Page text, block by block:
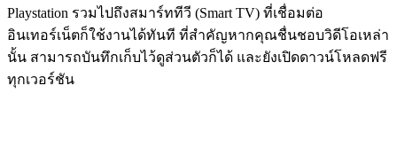
Playstation รวมไปถึงสมาร์ททีวี (Smart TV) ที่เชื่อมต่อ
อินเทอร์เน็ตก็ใช้งานได้ทันที ที่สำคัญหากคุณชื่นชอบวิดีโอเหล่า
นั้น สามารถบันทึกเก็บไว้ดูส่วนตัวก็ได้ และยังเปิดดาวน์โหลดฟรี
ทุกเวอร์ชัน